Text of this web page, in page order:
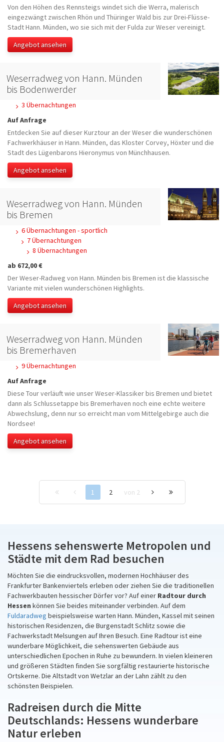
Von den Höhen des Rennsteigs windet sich die Werra, malerisch
eingezwängt zwischen Rhön und Thüringer Wald bis zur Drei-Flüsse-
Stadt Hann. Münden, wo sie sich mit der Fulda zur Weser vereinigt.
Angebot ansehen
Weserradweg von Hann. Münden
bis Bodenwerder
3 Übernachtungen
Auf Anfrage
Entdecken Sie auf dieser Kurztour an der Weser die wunderschönen
Fachwerkhäuser in Hann. Münden, das Kloster Corvey, Höxter und die
Stadt des Lügenbarons Hieronymus von Münchhausen.
Angebot ansehen
Weserradweg von Hann. Münden
bis Bremen
6 Übernachtungen - sportlich
7 Übernachtungen
8 Übernachtungen
ab 672,00 €
Der Weser-Radweg von Hann. Münden bis Bremen ist die klassische
Variante mit vielen wunderschönen Highlights.
Angebot ansehen
Weserradweg von Hann. Münden
bis Bremerhaven
9 Übernachtungen
Auf Anfrage
Diese Tour verläuft wie unser Weser-Klassiker bis Bremen und bietet
dann als Schlussetappe bis Bremerhaven noch eine echte weitere
Abwechslung, denn nur so erreicht man vom Mittelgebirge auch die
Nordsee!
Angebot ansehen
1 2 von 2
Hessens sehenswerte Metropolen und
Städte mit dem Rad besuchen
Möchten Sie die eindrucksvollen, modernen Hochhäuser des
Frankfurter Bankenviertels erleben oder ziehen Sie die traditionellen
Fachwerkbauten hessischer Dörfer vor? Auf einer Radtour durch
Hessen können Sie beides miteinander verbinden. Auf dem
Fuldaradweg beispielsweise warten Hann. Münden, Kassel mit seinen
historischen Residenzen, die Burgenstadt Schlitz sowie die
Fachwerkstadt Melsungen auf Ihren Besuch. Eine Radtour ist eine
wunderbare Möglichkeit, die sehenswerten Gebäude aus
unterschiedlichen Epochen in Ruhe zu bewundern. In vielen kleineren
und größeren Städten finden Sie sorgfältig restaurierte historische
Ortskerne. Die Altstadt von Wetzlar an der Lahn zählt zu den
schönsten Beispielen.
Radreisen durch die Mitte
Deutschlands: Hessens wunderbare
Natur erleben